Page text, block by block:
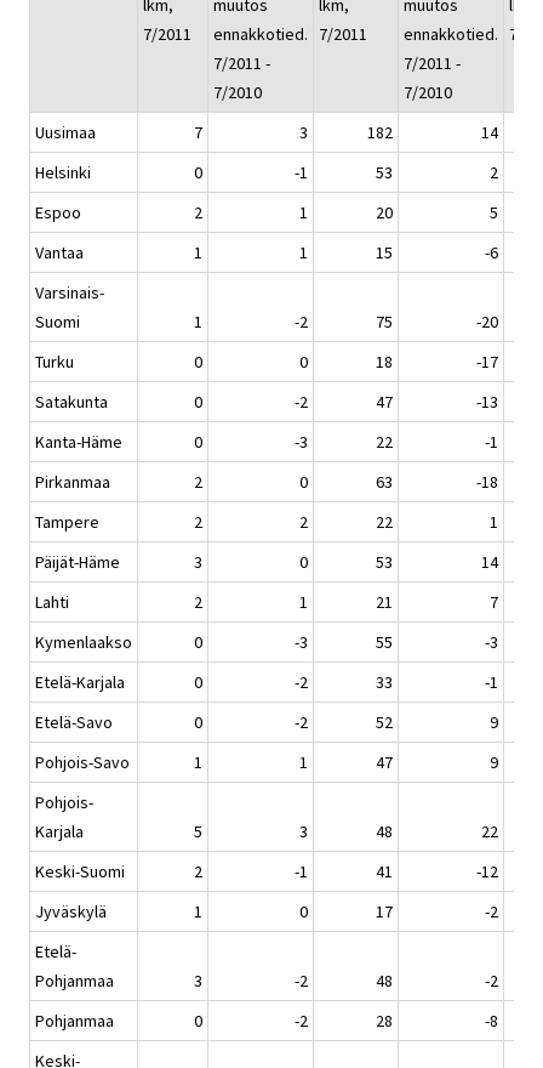
lkm,
7/2011
muutos
ennakkotied.
7/2011 -
7/2010
lkm,
7/2011
muutos
ennakkotied.
7/2011 -
7/2010
lkm,
7/
Uusimaa 7 3 182
14
Helsinki
0 -1 53
2
Espoo
2 1 20
5
Vantaa
1 1 15
-6
Varsinais-
Suomi
1 -2 75
-20
Turku
0 0 18
-17
Satakunta
0 -2 47
-13
Kanta-Häme
0 -3 22
-1
Pirkanmaa
2 0 63
-18
Tampere
2 2 22
1
Päijät-Häme
3 0 53
14
Lahti
2 1 21
7
Kymenlaakso
0 -3 55
-3
Etelä-Karjala
0 -2 33
-1
Etelä-Savo
0 -2 52
9
Pohjois-Savo
1 1 47
9
Pohjois-
Karjala
5 3 48
22
Keski-Suomi
2 -1 41
-12
Jyväskylä
1 0 17
-2
Etelä-
Pohjanmaa
3 -2 48
-2
Pohjanmaa
0 -2 28
-8
Keski-